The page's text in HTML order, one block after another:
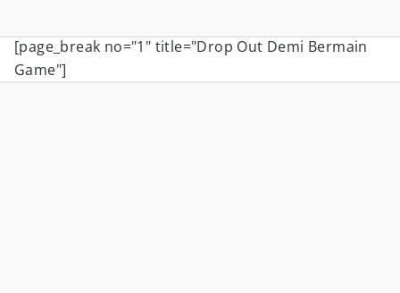
[page_break no="1" title="Drop Out Demi Bermain
Game"]